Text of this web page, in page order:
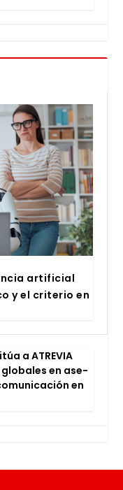
arti­fi­cial
y el cri­te­rio en
a ATRE­VIA
glo­ba­les en ase­
en